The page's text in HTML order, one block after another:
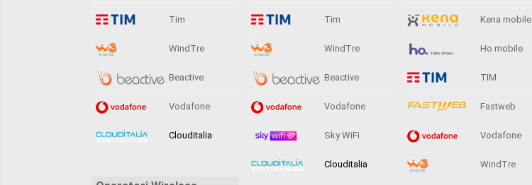
Tim
WindTre
Beactive
Vodafone
Clouditalia
Tim
WindTre
Beactive
Vodafone
Sky WiFi
Clouditalia
Kena mobile
Ho mobile
TIM
Fastweb
Vodafone
WindTre